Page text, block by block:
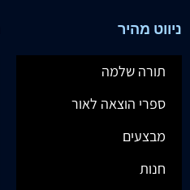
ניווט מהיר
תורה שלמה
ספרי הוצאה לאור
מבצעים
חנות